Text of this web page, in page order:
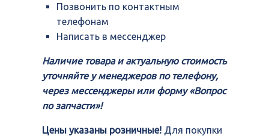
Позвонить по контактным
телефонам
Написать в мессенджер
Наличие товара и актуальную стоимость
уточняйте у менеджеров по телефону,
через мессенджеры или форму «Вопрос
по запчасти»!
Цены указаны розничные! Для покупки